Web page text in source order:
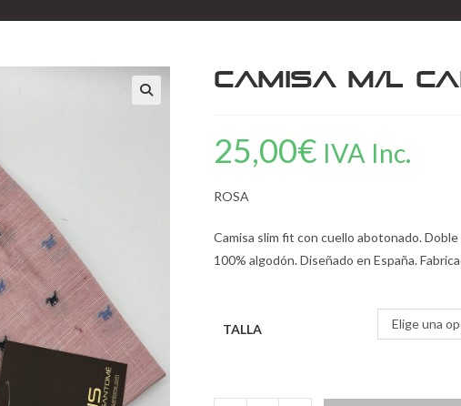
Camisa M/L
25,00€ IVA Inc.
ROSA
Camisa slim fit con cuello abotonado.
100% algodón. Diseñado en España.
TALLA Elige una